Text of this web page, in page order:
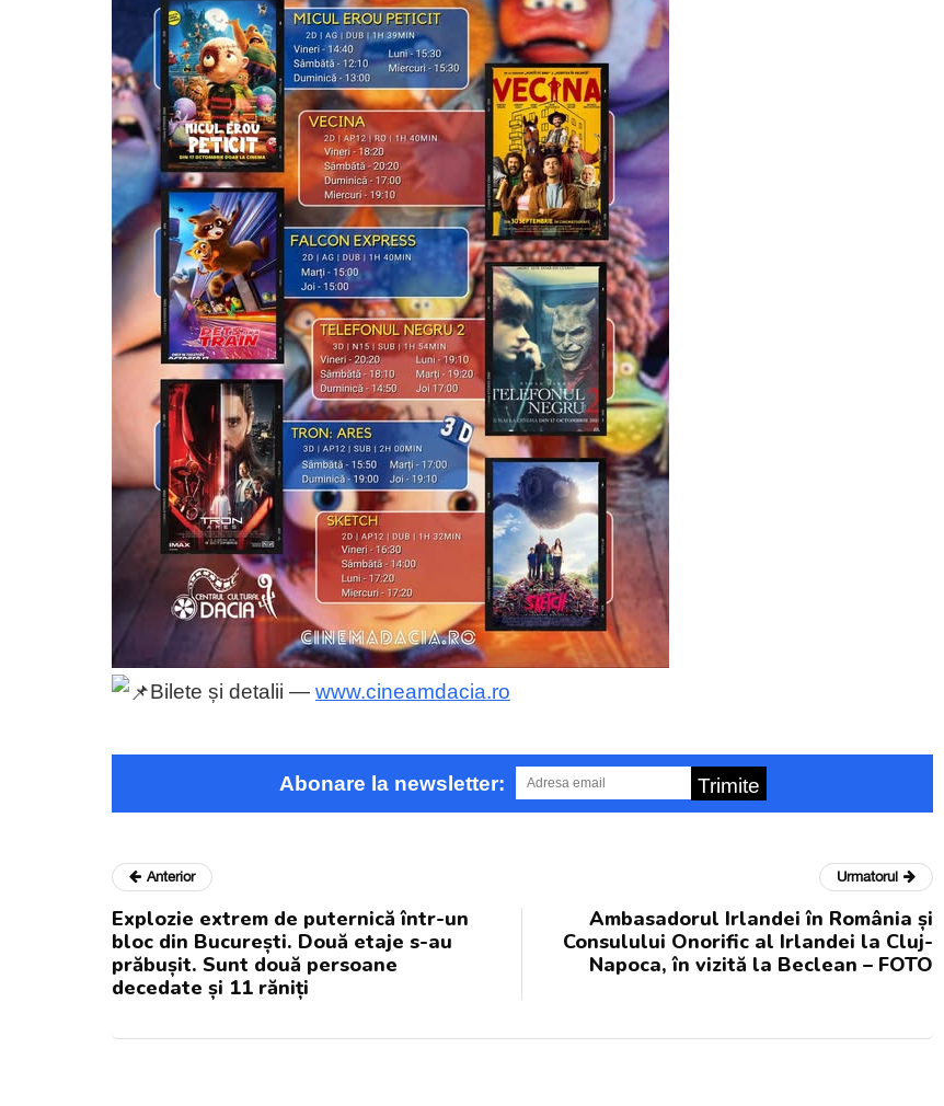
Bilete și detalii — www.cineamdacia.ro
Abonare la newsletter: Trimite
Anterior
Explozie extrem de puternică într-un
bloc din București. Două etaje s-au
prăbușit. Sunt două persoane
decedate și 11 răniți
Urmatorul
Ambasadorul Irlandei în România și
Consulului Onorific al Irlandei la Cluj-
Napoca, în vizită la Beclean – FOTO